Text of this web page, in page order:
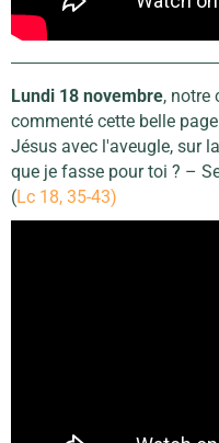
Lundi 18 novembre, notre
commenté cette belle
Jésus avec l'aveugle, sur
que je fasse pour toi ? –
(Lc 18, 35-43)